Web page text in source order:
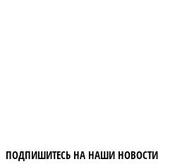
ПОДПИШИТЕСЬ НА НАШИ НОВОСТИ